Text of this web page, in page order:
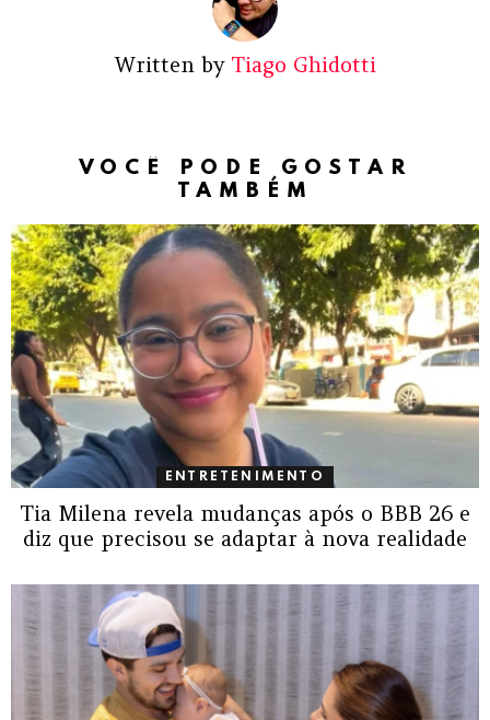
Written by Tiago Ghidotti
VOCÊ PODE GOSTAR
TAMBÉM
ENTRETENIMENTO
Tia Milena revela mudanças após o BBB 26 e
diz que precisou se adaptar à nova realidade